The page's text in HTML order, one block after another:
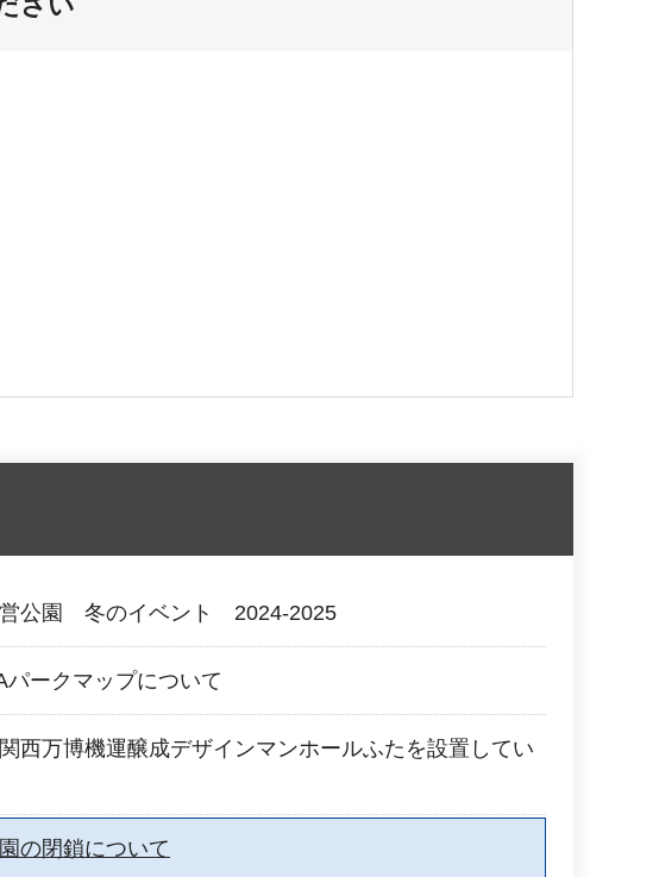
公園 冬のイベント 2024-2025
パークマップについて
西万博機運醸成デザインマンホールふたを設置してい
の閉鎖について